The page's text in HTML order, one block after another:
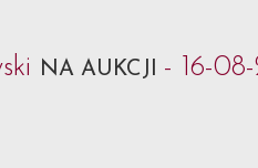
NA AUKCJI - 16-